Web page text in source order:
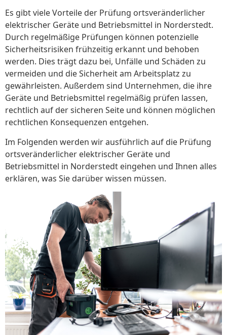
Es gibt viele Vorteile der Prüfung ortsveränderlicher
elektrischer Geräte und Betriebsmittel in Norderstedt.
Durch regelmäßige Prüfungen können potenzielle
Sicherheitsrisiken frühzeitig erkannt und behoben
werden. Dies trägt dazu bei, Unfälle und Schäden zu
vermeiden und die Sicherheit am Arbeitsplatz zu
gewährleisten. Außerdem sind Unternehmen, die ihre
Geräte und Betriebsmittel regelmäßig prüfen lassen,
rechtlich auf der sicheren Seite und können möglichen
rechtlichen Konsequenzen entgehen.
Im Folgenden werden wir ausführlich auf die Prüfung
ortsveränderlicher elektrischer Geräte und
Betriebsmittel in Norderstedt eingehen und Ihnen alles
erklären, was Sie darüber wissen müssen.